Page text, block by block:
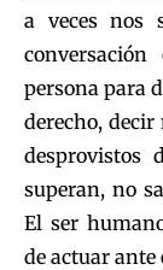
a veces nos
persona para
derecho, decir
desprovistos
superan, no
El ser
de actuar ante